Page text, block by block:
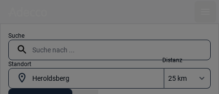
Suche
Standort
Distanz